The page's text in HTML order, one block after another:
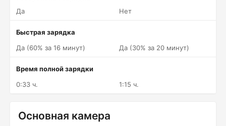
Да
Нет
Быстрая зарядка
Да (60% за 16 минут)
Да (30% за 20 минут)
Время полной зарядки
0:33 ч.
1:15 ч.
Основная камера